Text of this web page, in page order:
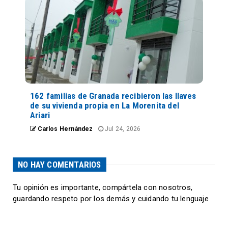
162 familias de Granada recibieron las llaves
de su vivienda propia en La Morenita del
Ariari
Carlos Hernández Jul 24, 2026
NO HAY COMENTARIOS
Tu opinión es importante, compártela con nosotros,
guardando respeto por los demás y cuidando tu lenguaje